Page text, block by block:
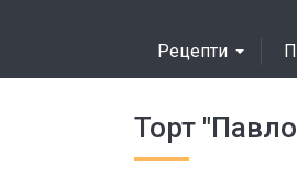
Рецепти
Торт